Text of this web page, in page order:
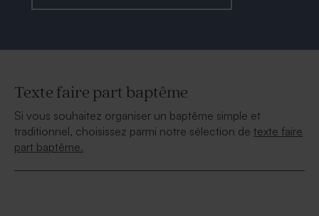
Texte faire part baptême
Si vous souhaitez organiser un baptême simple et
traditionnel, choisissez parmi notre sélection de texte faire
part baptême.